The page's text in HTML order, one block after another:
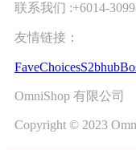
联系我们 :+6014-
友情链接：
FaveChoicesS2bhub
OmniShop 有限公司
Copyright © 2023